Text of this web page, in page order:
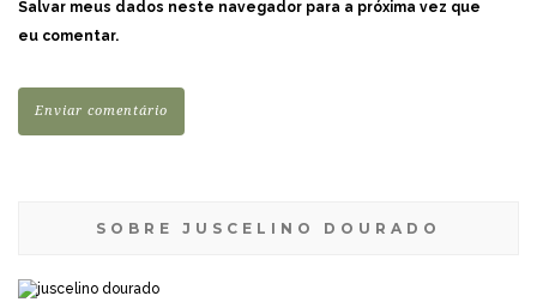
Salvar meus dados neste navegador para a próxima vez que
eu comentar.
SOBRE JUSCELINO DOURADO